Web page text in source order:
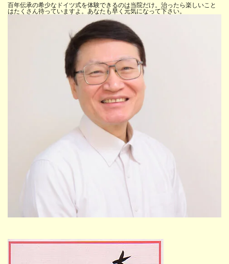
百年伝承の希少なドイツ式を体験できるのは当院だけ。治ったら楽しいこと
はたくさん待っていますよ。あなたも早く元気になって下さい。